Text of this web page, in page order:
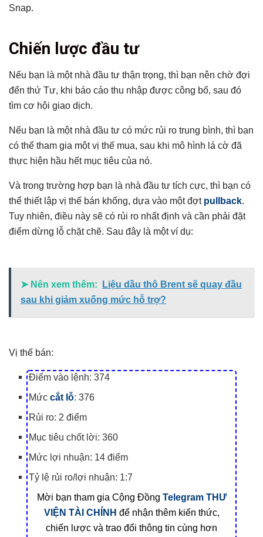
Snap.
Chiến lược đầu tư
Có thể bạn chưa biết
Chiến lược đầu tư
Nếu bạn là một nhà đầu tư thận trọng, thì bạn nên chờ đợi
đến thứ Tư, khi báo cáo thu nhập được công bố, sau đó
tìm cơ hội giao dịch.
Nếu bạn là một nhà đầu tư có mức rủi ro trung bình, thì bạn
có thể tham gia một vị thế mua, sau khi mô hình lá cờ đã
thực hiện hầu hết mục tiêu của nó.
Và trong trường hợp bạn là nhà đầu tư tích cực, thì bạn có
thể thiết lập vị thế bán khống, dựa vào một đợt pullback.
Tuy nhiên, điều này sẽ có rủi ro nhất định và cần phải đặt
điểm dừng lỗ chặt chẽ. Sau đây là một ví dụ:
➤ Nên xem thêm:
Liệu dầu thô Brent sẽ quay đầu
sau khi giảm xuống mức hỗ trợ?
Vị thế bán:
Điểm vào lệnh: 374
Mứccắt lỗ: 376
Rủi ro: 2 điểm
Mục tiêu chốt lời: 360
Mức lợi nhuận: 14 điểm
Tỷ lệ rủi ro/lợi nhuận: 1:7
Mời bạn tham gia Cộng Đồng Telegram THƯ
VIỆN TÀI CHÍNH để nhận thêm kiến thức,
chiến lược và trao đổi thông tin cùng hơn